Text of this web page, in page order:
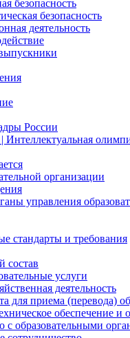
безопасность
безопасность
деятельность
России
| Интеллектуальная
организации
управления
стандарты и требования
состав
услуги
деятельность
для приема (перевода)
обеспечение и
с образовательными